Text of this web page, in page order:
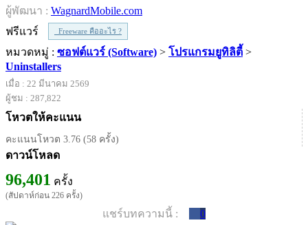
ผู้พัฒนา : WagnardMobile.com
ฟรีแวร์
Freeware คืออะไร ?
หมวดหมู่ : ซอฟต์แวร์ (Software) > โปรแกรมยูทิลิตี้ >
Uninstallers
เมื่อ : 22 มีนาคม 2569
ผู้ชม : 287,822
โหวตให้คะแนน
คะแนนโหวต 3.76 (58 ครั้ง)
ดาวน์โหลด
96,401 ครั้ง
(สัปดาห์ก่อน 226 ครั้ง)
แชร์บทความนี้ : 0